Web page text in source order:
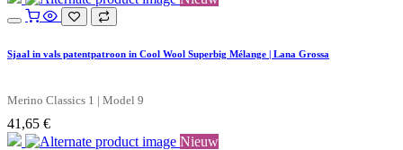
Sjaal in vals patentpatroon in Cool Wool Superbig Mélange | Lana Grossa
Merino Classics 1 | Model 9
41,65 €
Nieuw